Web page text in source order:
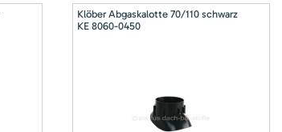
Klöber Abgaskalotte 70/110 schwarz
KE 8060-0450